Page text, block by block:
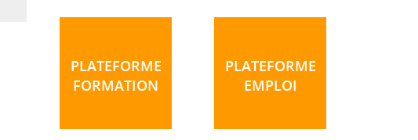
PLATEFORME
FORMATION
PLATEFORME
EMPLOI